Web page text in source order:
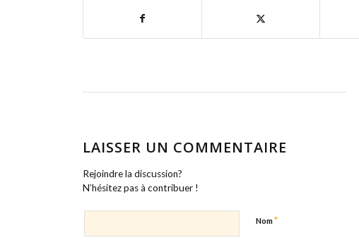
LAISSER UN COMMENTAIRE
Rejoindre la discussion?
N’hésitez pas à contribuer !
Nom*